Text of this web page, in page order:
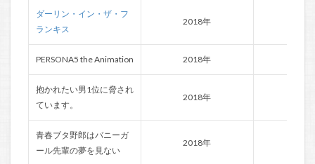
ダーリン・イン・ザ・フ
ランキス
2018年
PERSONA5 the Animation 2018年
抱かれたい男1位に脅され
ています。
2018年
青春ブタ野郎はバニーガ
ール先輩の夢を見ない
2018年